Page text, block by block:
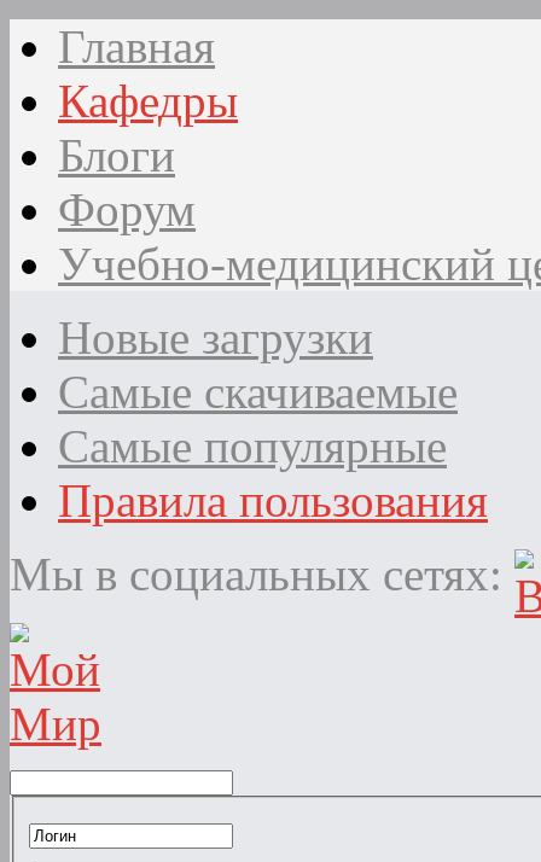
Главная
Кафедры
Блоги
Форум
Учебно-медицинский
Новые загрузки
Самые скачиваемые
Самые популярные
Правила пользования
Мы в социальных сетях: